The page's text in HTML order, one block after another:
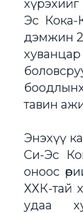
Эс Кока-
дэмжин
тавин
Энэхүү
Си-Эс
оноос
ХХК-тай
удаа